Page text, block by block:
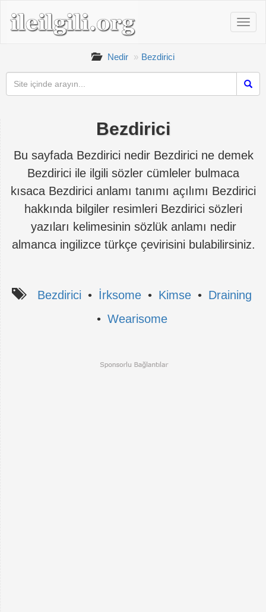
Nedir Bezdirici
Bezdirici
Bu sayfada Bezdirici nedir Bezdirici ne demek
Bezdirici ile ilgili sözler cümleler bulmaca
kısaca Bezdirici anlamı tanımı açılımı Bezdirici
hakkında bilgiler resimleri Bezdirici sözleri
yazıları kelimesinin sözlük anlamı nedir
almanca ingilizce türkçe çevirisini bulabilirsiniz.
Bezdirici • İrksome • Kimse • Draining
• Wearisome